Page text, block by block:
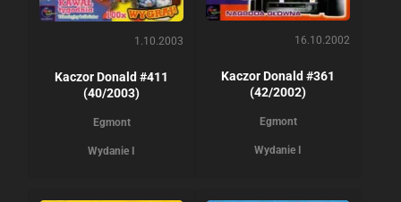
1.10.2003
Kaczor Donald #411
(40/2003)
Egmont
Wydanie I
16.10.2002
Kaczor Donald #361
(42/2002)
Egmont
Wydanie I